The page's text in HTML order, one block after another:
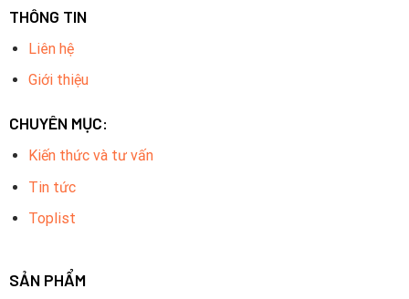
THÔNG TIN
Liên hệ
Giới thiệu
CHUYÊN MỤC:
Kiến thức và tư vấn
Tin tức
Toplist
SẢN PHẨM